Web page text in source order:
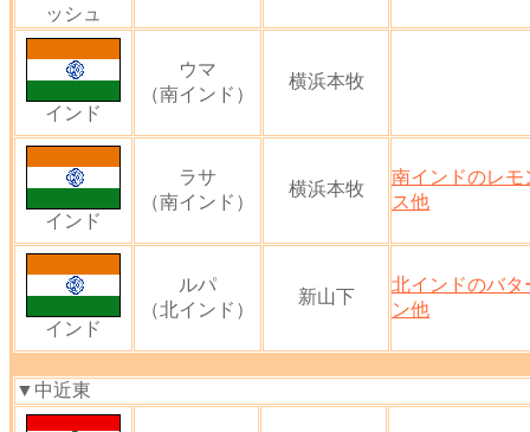
ッシュ
インド
ウマ
（南インド）
横浜本牧
インド
ラサ
（南インド）
横浜本牧
南インドのレモ
ス他
インド
ルパ
（北インド）
新山下
北インドのバタ
ン他
▼中近東